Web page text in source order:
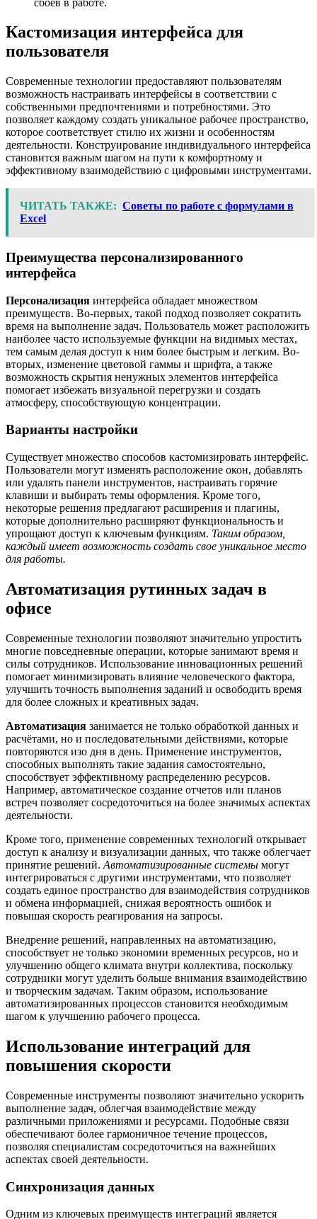
Кастомизация интерфейса для
пользователя
Современные технологии предоставляют пользователям
возможность настраивать интерфейсы в соответствии с
собственными предпочтениями и потребностями. Это
позволяет каждому создать уникальное рабочее пространство,
которое соответствует стилю их жизни и особенностям
деятельности. Конструирование индивидуального интерфейса
становится важным шагом на пути к комфортному и
эффективному взаимодействию с цифровыми инструментами.
ЧИТАТЬ ТАКЖЕ: Советы по работе с формулами в
Excel
Преимущества персонализированного
интерфейса
Персонализация интерфейса обладает множеством
преимуществ. Во-первых, такой подход позволяет сократить
время на выполнение задач. Пользователь может расположить
наиболее часто используемые функции на видимых местах,
тем самым делая доступ к ним более быстрым и легким. Во-
вторых, изменение цветовой гаммы и шрифта, а также
возможность скрытия ненужных элементов интерфейса
помогает избежать визуальной перегрузки и создать
атмосферу, способствующую концентрации.
Варианты настройки
Существует множество способов кастомизировать интерфейс.
Пользователи могут изменять расположение окон, добавлять
или удалять панели инструментов, настраивать горячие
клавиши и выбирать темы оформления. Кроме того,
некоторые решения предлагают расширения и плагины,
которые дополнительно расширяют функциональность и
упрощают доступ к ключевым функциям. Таким образом,
каждый имеет возможность создать свое уникальное место
для работы.
Автоматизация рутинных задач в
офисе
Современные технологии позволяют значительно упростить
многие повседневные операции, которые занимают время и
силы сотрудников. Использование инновационных решений
помогает минимизировать влияние человеческого фактора,
улучшить точность выполнения заданий и освободить время
для более сложных и креативных задач.
Автоматизация занимается не только обработкой данных и
расчётами, но и последовательными действиями, которые
повторяются изо дня в день. Применение инструментов,
способных выполнять такие задания самостоятельно,
способствует эффективному распределению ресурсов.
Например, автоматическое создание отчетов или планов
встреч позволяет сосредоточиться на более значимых аспектах
деятельности.
Кроме того, применение современных технологий открывает
доступ к анализу и визуализации данных, что также облегчает
принятие решений. Автоматизированные системы могут
интегрироваться с другими инструментами, что позволяет
создать единое пространство для взаимодействия сотрудников
и обмена информацией, снижая вероятность ошибок и
повышая скорость реагирования на запросы.
Внедрение решений, направленных на автоматизацию,
способствует не только экономии временных ресурсов, но и
улучшению общего климата внутри коллектива, поскольку
сотрудники могут уделить больше внимания взаимодействию
и творческим задачам. Таким образом, использование
автоматизированных процессов становится необходимым
шагом к улучшению рабочего процесса.
Использование интеграций для
повышения скорости
Современные инструменты позволяют значительно ускорить
выполнение задач, облегчая взаимодействие между
различными приложениями и ресурсами. Подобные связи
обеспечивают более гармоничное течение процессов,
позволяя специалистам сосредоточиться на важнейших
аспектах своей деятельности.
Синхронизация данных
Одним из ключевых преимуществ интеграций является